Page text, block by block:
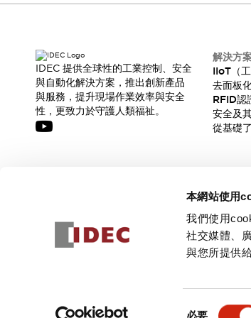
本網站使用
我們使用
社交媒體、
與您所提供
必要
IDEC 提供全球性的工業控制、安全
與自動化解決方案，推出創新產品
與服務，提升現場作業效率與安全
性，更致力於守護人類福祉。
解決方
IIoT（工
去面板
RFID認
安全及
從基礎
隱私權政策使用條